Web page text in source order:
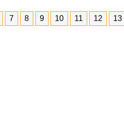
7 8 9 10 11 12 13